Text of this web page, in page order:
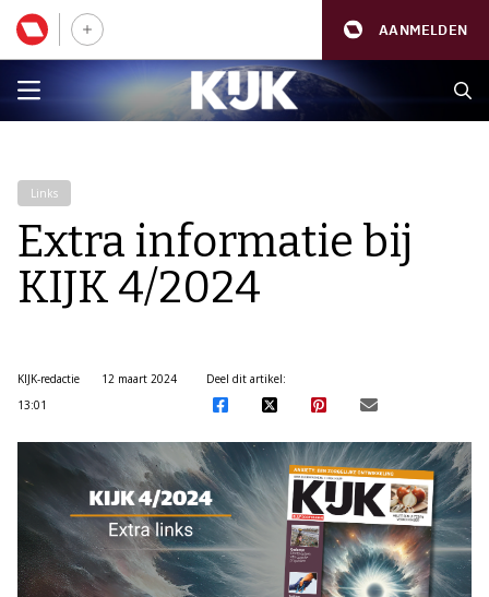
AANMELDEN
Links
Extra informatie bij
KIJK 4/2024
KIJK-redactie
12 maart 2024
13:01
Deel dit artikel: